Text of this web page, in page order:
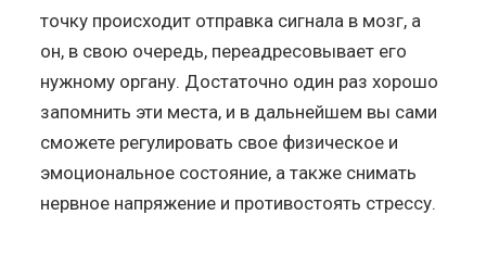
точку происходит отправка сигнала в мозг, а
он, в свою очередь, переадресовывает его
нужному органу. Достаточно один раз хорошо
запомнить эти места, и в дальнейшем вы сами
сможете регулировать свое физическое и
эмоциональное состояние, а также снимать
нервное напряжение и противостоять стрессу.